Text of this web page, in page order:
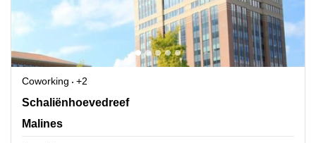
Coworking
+2
Schaliënhoevedreef 20T, Malines
Schaliënhoevedreef
Malines